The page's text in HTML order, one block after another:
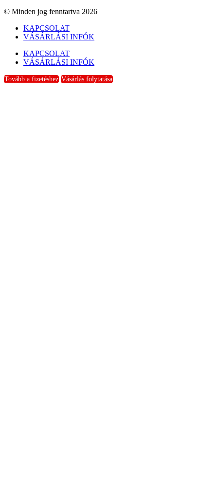
© Minden jog fenntartva 2026
KAPCSOLAT
VÁSÁRLÁSI INFÓK
KAPCSOLAT
VÁSÁRLÁSI INFÓK
Tovább a fizetéshez Vásárlás folytatása